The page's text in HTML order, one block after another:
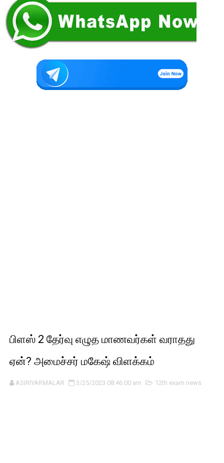
💁‍♂️UDISE Plus-ல் பள்ளி புகைப்படங்கள் Upload செய்வது
பிளஸ் 2 தேர்வு எழுத மாணவர்கள் வராதது
ஏன்? அமைச்சர் மகேஷ் விளக்கம்
ASIRIYARMALAR 3/25/2023 08:46:00 am 12th exam news